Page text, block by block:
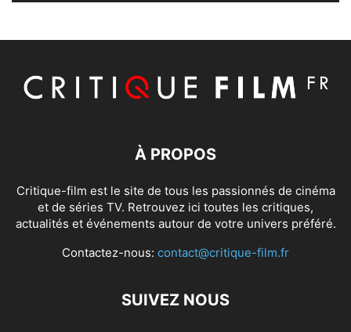
À PROPOS
Critique-film est le site de tous les passionnés de cinéma
et de séries TV. Retrouvez ici toutes les critiques,
actualités et événements autour de votre univers préféré.
Contactez-nous: contact@critique-film.fr
SUIVEZ NOUS